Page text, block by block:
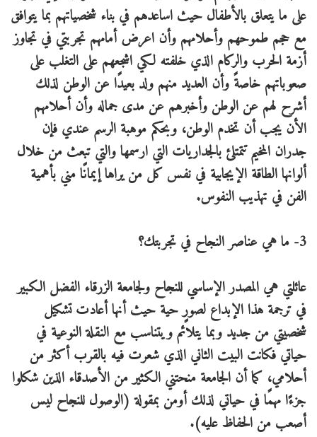
على ما يتعلق بالأطفال حيث اساعدهم في بناء شخصياتهم بما يتوافق
مع حجم طموحهم وأحلامهم وأن اعرض أمامهم تجربتي في تجاوز
أزمة الحرب والركام الذي خلفته لكي اشجعهم على التغلب على
صعوباتهم خاصةً وأن العديد منهم ولد بعيدًا عن الوطن لذلك
أشرح لهم عن الوطن وأخبرهم عن مدى جماله وأن أحلامهم
الأن يجب أن تخدم الوطن، وبحكم موهبة الرسم عندي فإن
جدران المخيم تتمتلئ بالجداريات التي ارسمها والتي تبعث من خلال
ألوانها الطاقة الإيجابية في نفس كل من يراها إيمانًا مني بأهمية
الفن في تهذيب النفوس.
3- ما هي عناصر النجاح في تجربتك؟
عائلتي هي المصدر الإساسي للنجاح ولجامعة الزرقاء الفضل الكبير
في ترجمة هذا الإبداع لصورٍ حية حيث أنها أعادت تشكيل
شخصيتي من جديد وبما يتلائم ويتناسب مع النقلة النوعية في
حياتي فكانت البيت الثاني الذي شعرت فيه بالقرب أكثر من
أحلامي، كما أن الجامعة منحتني الكثير من الأصدقاء الذين شكلوا
جزءًا مهمًا في حياتي لذلك أومن بمقولة (الوصول للنجاح ليس
أصعب من الحفاظ عليه).